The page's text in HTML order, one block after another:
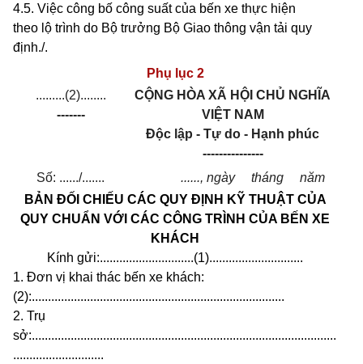
4.5. Việc công bố công suất của bến xe thực hiện
theo ộ trình do Bộ trưởng Bộ Giao thông vận tải quy
định./.
Phụ lục 2
.........(2)........
-------
CỘNG HÒA XÃ HỘI CHỦ NGHĨA
VIỆT NAM
Độc lập - Tự do - Hạnh phúc
---------------
Số: ....../....... ......, ngày tháng
năm
BẢN ĐỐI CHIẾU CÁC QUY ĐỊNH KỸ THUẬT CỦA
QUY CHUẨN VỚI CÁC CÔNG TRÌNH CỦA BẾN XE
KHÁCH
Kính gửi:.............................(1).............................
1. Đơn vị khai thác bến xe khách:
(2):..............................................................................
2. Trụ
sở:..............................................................................................
............................